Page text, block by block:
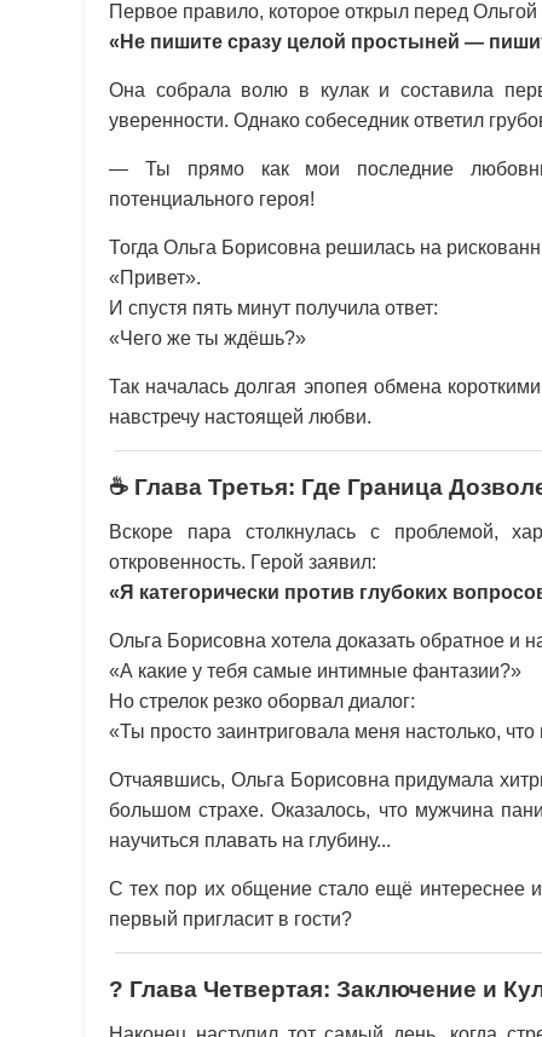
Первое правило, которое открыл перед Ольгой
«Не пишите сразу целой простыней —
Она собрала волю в кулак и составила
уверенности. Однако собеседник ответил
— Ты прямо как мои последние
потенциального героя!
Тогда Ольга Борисовна решилась на
«Привет».
И спустя пять минут получила ответ:
«Чего же ты ждёшь?»
Так началась долгая эпопея обмена
навстречу настоящей любви.
☕ Глава Третья: Где Граница
Вскоре пара столкнулась с проблемой,
откровенность. Герой заявил:
«Я категорически против глубоких
Ольга Борисовна хотела доказать обратное и
«А какие у тебя самые интимные фантазии?»
Но стрелок резко оборвал диалог:
«Ты просто заинтриговала меня настолько,
Отчаявшись, Ольга Борисовна придумала
большом страхе. Оказалось, что мужчина
научиться плавать на глубину...
С тех пор их общение стало ещё интереснее
первый пригласит в гости?
? Глава Четвертая: Заключение и